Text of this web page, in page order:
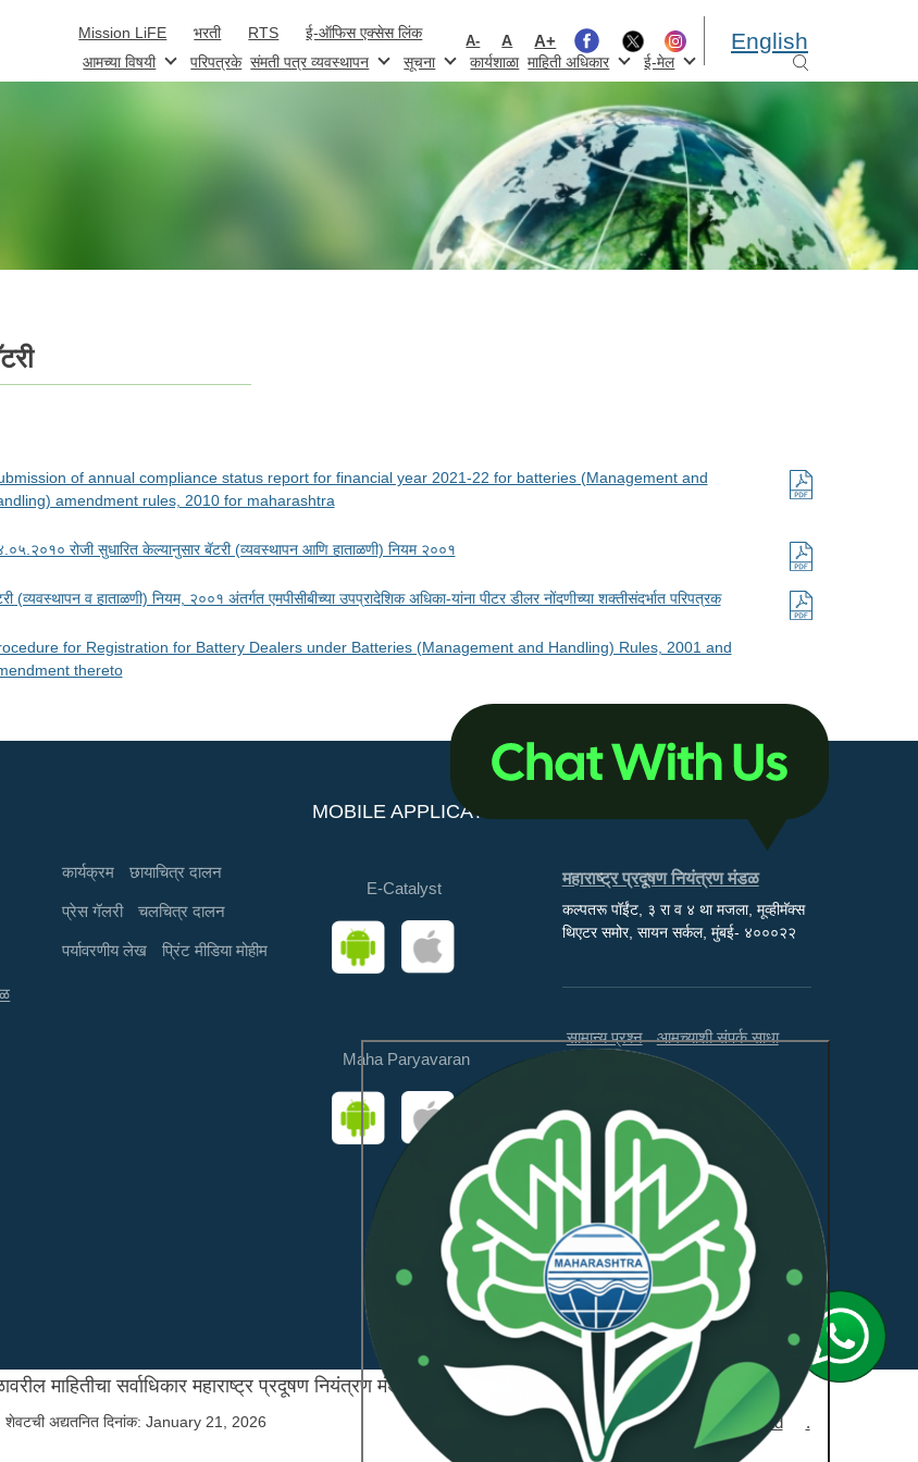
Mission LiFE भरती RTS ई-ऑफिस एक्सेस लिंक A- A A+ English
आमच्या विषयी परिपत्रके संमती पत्र व्यवस्थापन सूचना कार्यशाळा माहिती अधिकार ई-मेल
of annual compliance status report for financial year 2021-22 for batteries (Management and
amendment rules, 2010 for maharashtra
रोजी सुधारित केल्यानुसार बॅटरी (व्यवस्थापन आणि हाताळणी) नियम २००१
(व्यवस्थापन व हाताळणी) नियम, २००१ अंतर्गत एमपीसीबीच्या उपप्रादेशिक अधिका-यांना पीटर डीलर नोंदणीच्या शक्तीसंदर्भात परिपत्रक
for Registration for Battery Dealers under Batteries (Management and Handling) Rules, 2001 and
thereto
कार्यक्रम छायाचित्र दालन
प्रेस गॅलरी चलचित्र दालन
पर्यावरणीय लेख प्रिंट मीडिया मोहीम
MOBILE APPLICATIONS
E-Catalyst
Maha Paryavaran
महाराष्ट्र प्रदूषण नियंत्रण मंडळ
कल्पतरू पॉईंट, ३ रा व ४ था मजला, मूव्हीमॅक्स
थिएटर समोर, सायन सर्कल, मुंबई- ४०००२२
सामान्य प्रश्न आमच्याशी संपर्क साधा
ही वेबसाइट WCAG 2.1 लेव्हल AA
आणि GIGW 3.0 चे पालन करते.
माहितीचा सर्वाधिकार महाराष्ट्र प्रदूषण नियंत्रण मंडळाकडे
शेवटची अद्यतनित दिनांक: January 21, 2026 द्वारा समर्थित: NeoSOFT Private Limited .